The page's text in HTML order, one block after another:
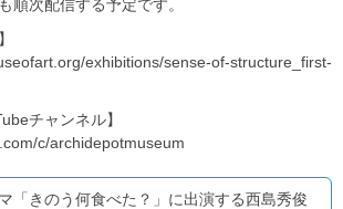
順次配信する予定です。
exhibitions/sense-of-structure_first-
チャンネル】
c/archidepotmuseum
「きのう何食べた？」に出演する西島秀俊